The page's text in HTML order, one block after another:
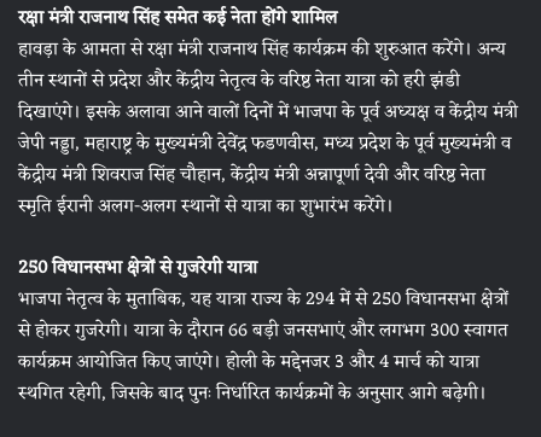
रक्षा मंत्री राजनाथ सिंह समेत कई नेता होंगे शामिल
हावड़ा के आमता से रक्षा मंत्री राजनाथ सिंह कार्यक्रम की शुरुआत करेंगे। अन्य
तीन स्थानों से प्रदेश और केंद्रीय नेतृत्व के वरिष्ठ नेता यात्रा को हरी झंडी
दिखाएंगे। इसके अलावा आने वालों दिनों में भाजपा के पूर्व अध्यक्ष व केंद्रीय मंत्री
जेपी नड्डा, महाराष्ट्र के मुख्यमंत्री देवेंद्र फडणवीस, मध्य प्रदेश के पूर्व मुख्यमंत्री व
केंद्रीय मंत्री शिवराज सिंह चौहान, केंद्रीय मंत्री अन्नापूर्णा देवी और वरिष्ठ नेता
स्मृति ईरानी अलग-अलग स्थानों से यात्रा का शुभारंभ करेंगे।
250 विधानसभा क्षेत्रों से गुजरेगी यात्रा
भाजपा नेतृत्व के मुताबिक, यह यात्रा राज्य के 294 में से 250 विधानसभा क्षेत्रों
से होकर गुजरेगी। यात्रा के दौरान 66 बड़ी जनसभाएं और लगभग 300 स्वागत
कार्यक्रम आयोजित किए जाएंगे। होली के मद्देनजर 3 और 4 मार्च को यात्रा
स्थगित रहेगी, जिसके बाद पुनः निर्धारित कार्यक्रमों के अनुसार आगे बढ़ेगी।